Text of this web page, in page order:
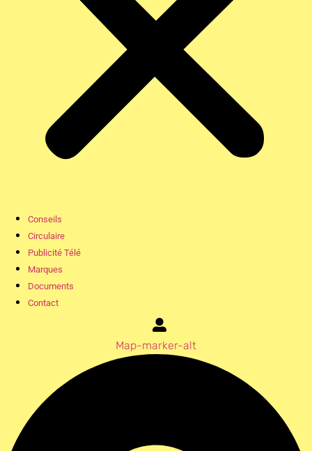
Conseils
Circulaire
Publicité Télé
Marques
Documents
Contact
Map-marker-alt